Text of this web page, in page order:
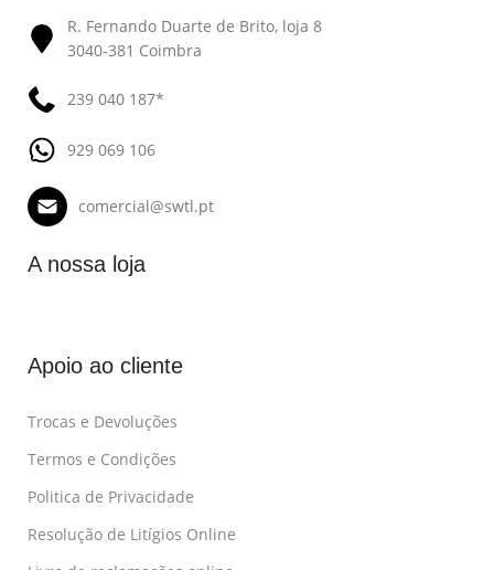
R. Fernando Duarte de Brito, loja 8
3040-381 Coimbra
239 040 187*
929 069 106
comercial@swtl.pt
A nossa loja
Apoio ao cliente
Trocas e Devoluções
Termos e Condições
Politica de Privacidade
Resolução de Litígios Online